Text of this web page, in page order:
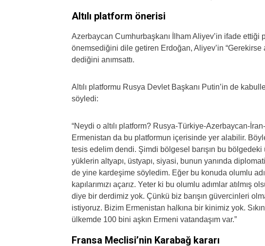
Altılı platform önerisi
Azerbaycan Cumhurbaşkanı İlham Aliyev’in ifade
önemsediğini dile getiren Erdoğan, Aliyev’in “Gerekirse
dediğini anımsattı.
Altılı platformu Rusya Devlet Başkanı Putin’in de
söyledi:
“Neydi o altılı platform? Rusya-Türkiye-Azerbaycan-
Ermenistan da bu platformun içerisinde yer alabilir.
tesis edelim dendi. Şimdi bölgesel barışın bu
yüklerin altyapı, üstyapı, siyasi, bunun yanında
de yine kardeşime söyledim. Eğer bu konuda olumlu
kapılarımızı açarız. Yeter ki bu olumlu adımlar atılmış
diye bir derdimiz yok. Çünkü biz barışın güvercinleri
istiyoruz. Bizim Ermenistan halkına bir kinimiz yok.
ülkemde 100 bini aşkın Ermeni vatandaşım var.”
Fransa Meclisi’nin Karabağ kararı